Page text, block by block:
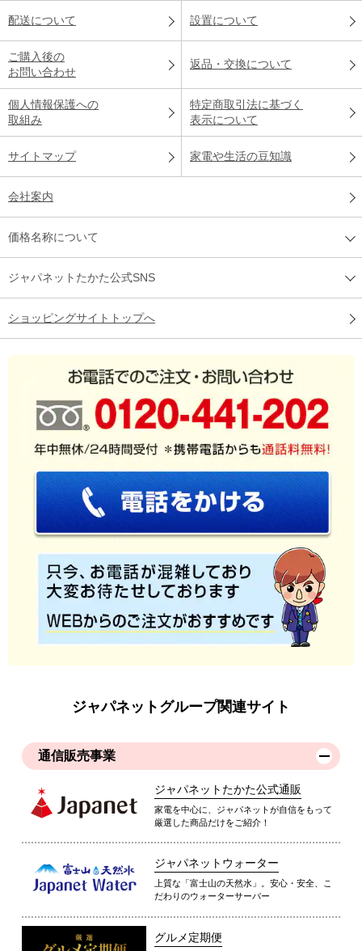
配送について 設置について
ご購入後の
お問い合わせ
返品・交換について
個人情報保護への
取組み
特定商取引法に基づく
表示について
サイトマップ 家電や生活の豆知識
会社案内
価格名称について
ジャパネットたかた公式SNS
ショッピングサイトトップへ
ジャパネットグループ関連サイト
通信販売事業
ジャパネットたかた公式通販
家電を中心に、ジャパネットが自信をもって
厳選した商品だけをご紹介！
ジャパネットウォーター
上質な「富士山の天然水」。安心・安全、こ
だわりのウォーターサーバー
グルメ定期便